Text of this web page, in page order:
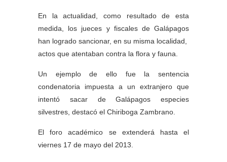
En la actualidad, como resultado de esta
medida, los jueces y fiscales de Galápagos
han logrado sancionar, en su misma localidad,
actos que atentaban contra la flora y fauna.
Un ejemplo de ello fue la sentencia
condenatoria impuesta a un extranjero que
intentó sacar de Galápagos especies
silvestres, destacó el Chiriboga Zambrano.
El foro académico se extenderá hasta el
viernes 17 de mayo del 2013.